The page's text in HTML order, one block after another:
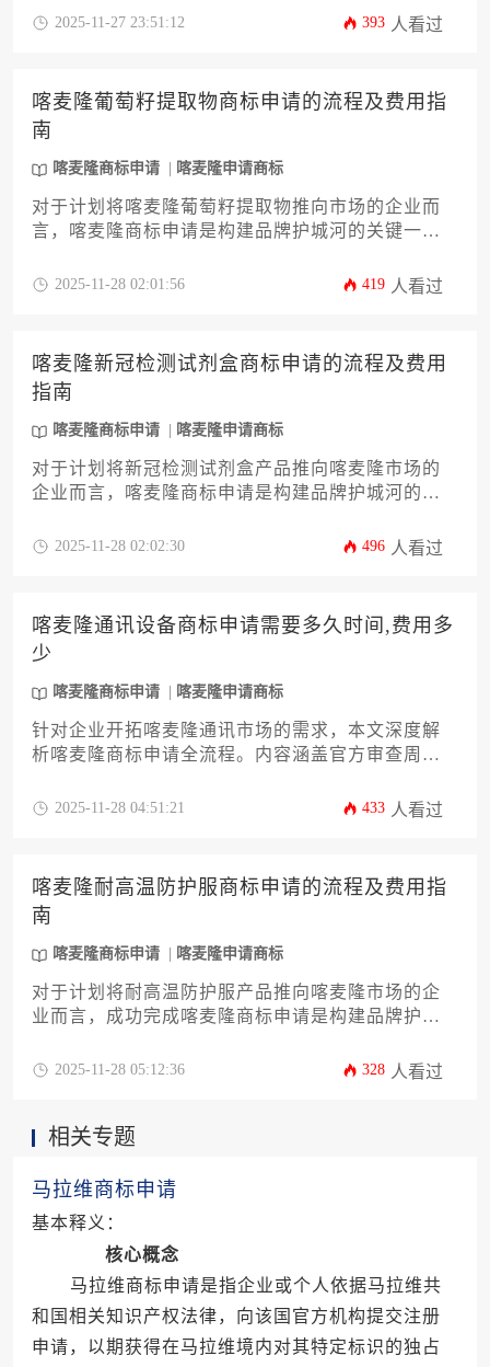
程，详细说明从提交申请到最终获权所需的时间周
南，助其高效完成喀麦隆商标申请，为产品进入市
场奠定坚实的法律基础。
2025-11-27 23:51:12 393 人看过
喀麦隆葡萄籽提取物商标申请的流程及费用指
南
喀麦隆商标申请 喀麦隆申请商标
对于计划将喀麦隆葡萄籽提取物推向市场的企业而
言，喀麦隆商标申请是构建品牌护城河的关键一
备、形式审查到公告注册的全流程，并详细解读官
识产权布局，为市场开拓奠定坚实基础。
2025-11-28 02:01:56 419 人看过
喀麦隆新冠检测试剂盒商标申请的流程及费用
指南
喀麦隆商标申请 喀麦隆申请商标
对于计划将新冠检测试剂盒产品推向喀麦隆市场的
企业而言，喀麦隆商标申请是构建品牌护城河的关
析从商标检索、材料准备、官方提交到后期维护的
保品牌权益在喀麦隆获得坚实法律保障。
2025-11-28 02:02:30 496 人看过
喀麦隆通讯设备商标申请需要多久时间,费用多
少
喀麦隆商标申请 喀麦隆申请商标
针对企业开拓喀麦隆通讯市场的需求，本文深度解
析喀麦隆商标申请全流程。内容涵盖官方审查周期
的详细构成，以及加速审查与异议应对等实战策
2025-11-28 04:51:21 433 人看过
喀麦隆耐高温防护服商标申请的流程及费用指
南
喀麦隆商标申请 喀麦隆申请商标
对于计划将耐高温防护服产品推向喀麦隆市场的企
业而言，成功完成喀麦隆商标申请是构建品牌护城
询、材料准备、官方审查到最终注册的全流程，并
确保品牌在喀麦隆市场获得坚实法律保护，为业务
2025-11-28 05:12:36 328 人看过
相关专题
马拉维商标申请
基本释义：
核心概念
马拉维商标申请是指企业或个人依据马拉维共
和国相关知识产权法律，向该国官方机构提交注册
申请，以期获得在马拉维境内对其特定标识的独占